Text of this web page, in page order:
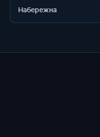
Набережна